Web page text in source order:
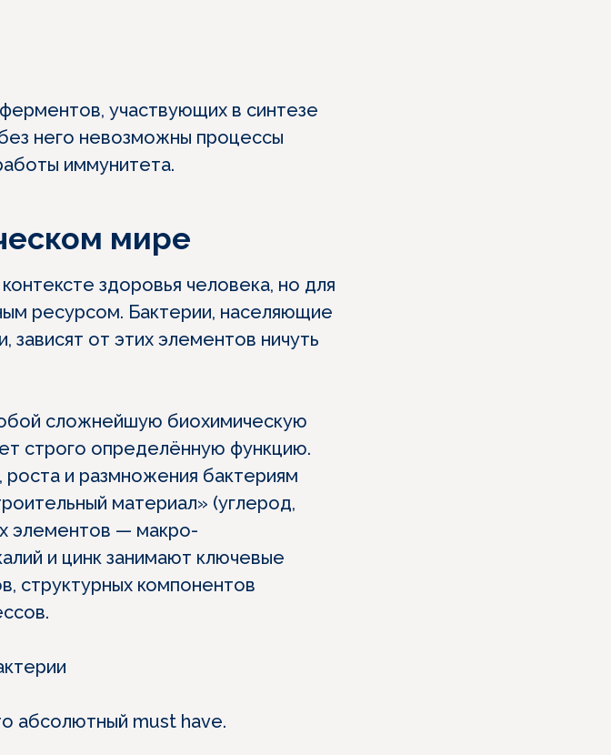
участвующих в синтезе
него невозможны процессы
иммунитета.
мире
здоровья человека, но для
ресурсом. Бактерии, населяющие
от этих элементов ничуть
сложнейшую биохимическую
строго определённую функцию.
и размножения бактериям
материал» (углерод,
элементов — макро-
и цинк занимают ключевые
структурных компонентов
абсолютный must have.